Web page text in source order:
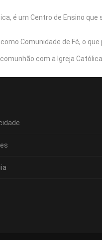
é um Centro de Ensino que
Comunidade de Fé, o
com a Igreja